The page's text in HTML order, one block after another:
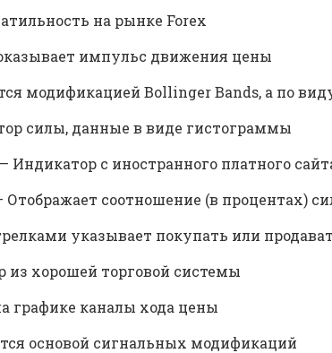
на рынке Forex
импульс движения цены
модификацией Bollinger Bands, а по
силы, данные в виде гистограммы
с иностранного платного
соотношение (в процентах)
указывает покупать или
из хорошей торговой системы
графике каналы хода цены
основой сигнальных модификаций